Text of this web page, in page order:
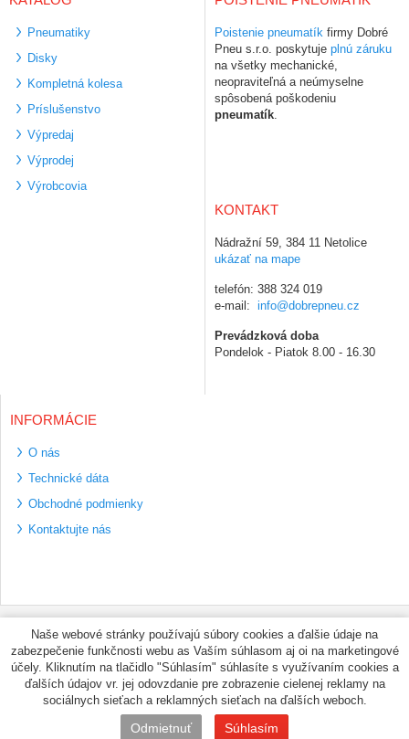
Pneumatiky
Disky
Kompletná kolesa
Príslušenstvo
Výpredaj
Výprodej
Výrobcovia
Poistenie pneumatík firmy Dobré
Pneu s.r.o. poskytuje plnú záruku
na všetky mechanické,
neopraviteľná a neúmyselne
spôsobená poškodeniu
pneumatík
KONTAKT
Nádražní 59, 384 11 Netolice
ukázať na mape
telefón: 388 324 019
e-mail: info@dobrepneu.cz
Prevádzková doba
Pondelok - Piatok 8.00 - 16.30
INFORMÁCIE
O nás
Technické dáta
Obchodné podmienky
Kontaktujte nás
Bezpečné platební
metody
Využíváme zasílání
PPL
© PNEUMAX.SK 2026 by
Naše webové stránky používajú súbory cookies a ďalšie údaje na
zabezpečenie funkčnosti webu as Vaším súhlasom aj oi na marketingové
účely. Kliknutím na tlačidlo "Súhlasím" súhlasíte s využívaním cookies a
ďalších údajov vr. jej odovzdanie pre zobrazenie cielenej reklamy na
sociálnych sieťach a reklamných sieťach na ďalších weboch.
Odmietnuť Súhlasím